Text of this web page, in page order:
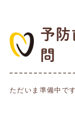
予
問
ただいま準備中です